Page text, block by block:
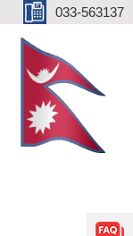
033-563137